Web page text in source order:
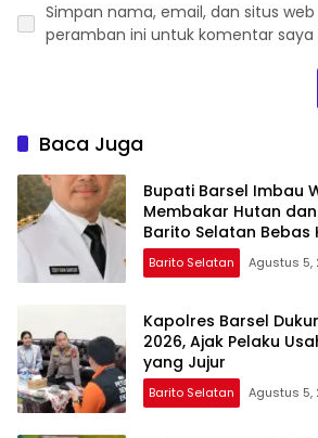
Simpan nama, email, dan situs
peramban ini untuk komentar saya
Baca Juga
Bupati Barsel Imbau
Membakar Hutan
Barito Selatan Bebas
Barito Selatan Agustus 5,
Kapolres Barsel
2026, Ajak Pelaku
yang Jujur
Barito Selatan Agustus 5,